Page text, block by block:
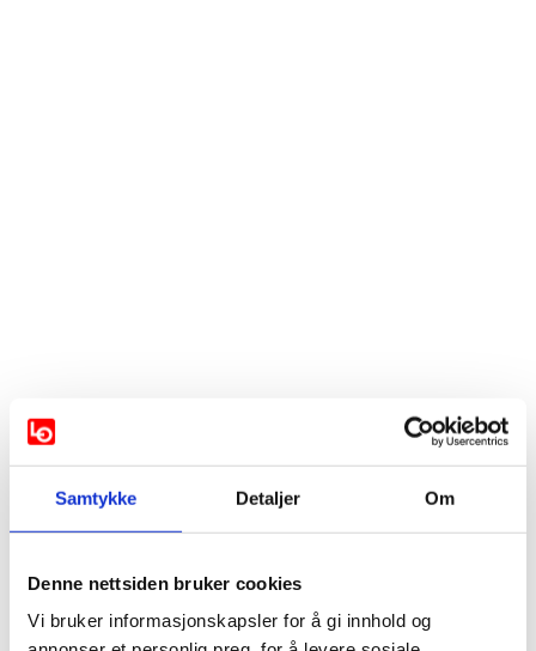
Samtykke Detaljer Om
Denne nettsiden bruker cookies
Vi bruker informasjonskapsler for å gi innhold og
LOfavør – fordelsprogrammet for
medlemmer av et LO-forbund
Forsikringer
LOfavør Innboforsikring er Norges beste og følger